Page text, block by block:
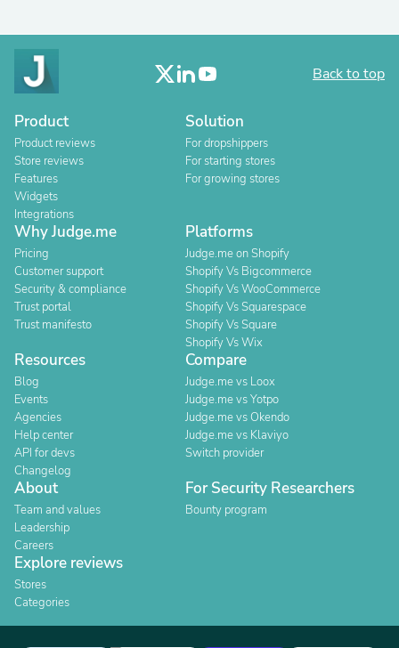
Back to top
Product
Product reviews
Store reviews
Features
Widgets
Integrations
Solution
For dropshippers
For starting stores
For growing stores
Why Judge.me
Pricing
Customer support
Security & compliance
Trust portal
Trust manifesto
Platforms
Judge.me on Shopify
Shopify Vs Bigcommerce
Shopify Vs WooCommerce
Shopify Vs Squarespace
Shopify Vs Square
Shopify Vs Wix
Resources
Blog
Events
Agencies
Help center
API for devs
Changelog
Compare
Judge.me vs Loox
Judge.me vs Yotpo
Judge.me vs Okendo
Judge.me vs Klaviyo
Switch provider
About
Team and values
Leadership
Careers
For Security Researchers
Bounty program
Explore reviews
Stores
Categories